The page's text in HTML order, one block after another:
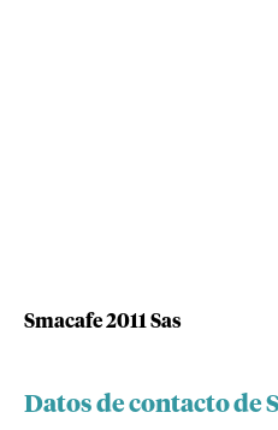
Smacafe 2011 Sas
Datos de contacto de